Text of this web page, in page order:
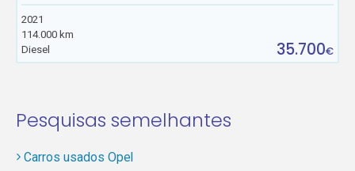
2021
114.000 km
Diesel
35.700€
Pesquisas semelhantes
Carros usados Opel